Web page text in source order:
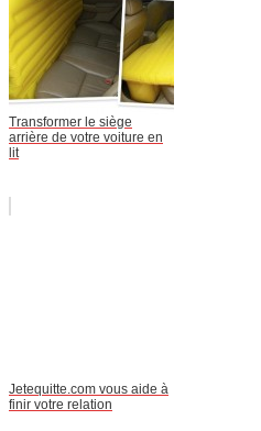
Transformer le siège
arrière de votre voiture en
lit
Jetequitte.com vous aide à
finir votre relation